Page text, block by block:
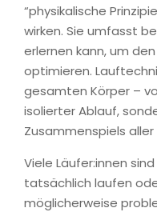
“physikalische
wirken. Sie umfasst
erlernen kann, um
optimieren.
gesamten Körper –
isolierter Ablauf,
Zusammenspiels
Viele Läufer:innen
tatsächlich laufen
möglicherweise